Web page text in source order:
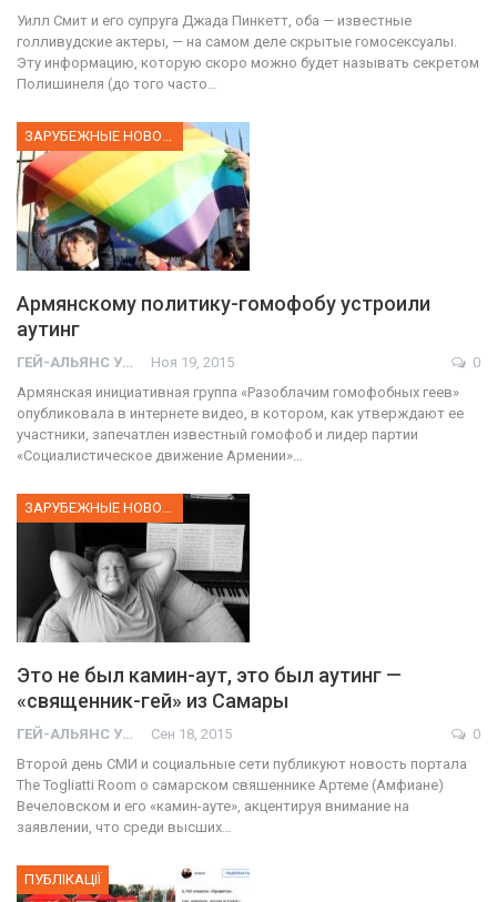
Уилл Смит и его супруга Джада Пинкетт, оба — известные
голливудские актеры, — на самом деле скрытые гомосексуалы.
Эту информацию, которую скоро можно будет называть секретом
Полишинеля (до того часто…
Армянскому политику-гомофобу устроили
аутинг
ГЕЙ-АЛЬЯНС УКРАИНА Ноя 19, 2015
0
Армянская инициативная группа «Разоблачим гомофобных геев»
опубликовала в интернете видео, в котором, как утверждают ее
участники, запечатлен известный гомофоб и лидер партии
«Социалистическое движение Армении»…
ЗАРУБЕЖНЫЕ НОВОСТИ
Это не был камин-аут, это был аутинг —
«священник-гей» из Самары
ГЕЙ-АЛЬЯНС УКРАИНА Сен 18, 2015
0
Второй день СМИ и социальные сети публикуют новость портала
The Togliatti Room о самарском свяшеннике Артеме (Амфиане)
Вечеловском и его «камин-ауте», акцентируя внимание на
заявлении, что среди высших…
ПУБЛІКАЦІЇ